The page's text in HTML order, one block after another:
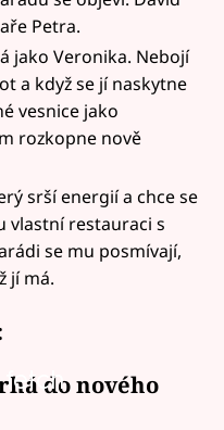
Petra.
jako Veronika. Nebojí
a když se jí naskytne
vesnice jako
rozkopne nově
srší energií a chce se
vlastní restauraci s
se mu posmívají,
jí má.
fetchdo nového